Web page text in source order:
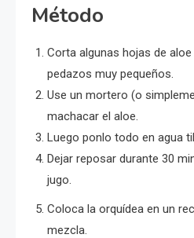
Método
Corta algunas hojas de
pedazos muy pequeños.
Use un mortero (o
machacar el aloe.
Luego ponlo todo en agua
Dejar reposar durante 30
jugo.
Coloca la orquídea en un
mezcla.